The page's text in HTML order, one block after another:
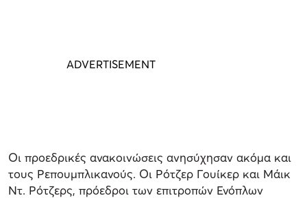
Οι προεδρικές ανακοινώσεις ανησύχησαν ακόμα και
τους Ρεπουμπλικανούς. Οι Ρότζερ Γουίκερ και Μάικ
Ντ. Ρότζερς, πρόεδροι των επιτροπών Ενόπλων